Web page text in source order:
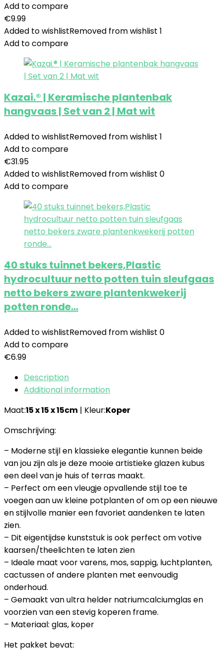
Add to compare
€9.99
Added to wishlistRemoved from wishlist 1
Add to compare
Kazai.® | Keramische plantenbak
hangvaas | Set van 2 | Mat wit
Added to wishlistRemoved from wishlist 1
Add to compare
€31.95
Added to wishlistRemoved from wishlist 0
Add to compare
40 stuks tuinnet bekers,Plastic
hydrocultuur netto potten tuin sleufgaas
netto bekers zware plantenkwekerij
potten ronde…
Added to wishlistRemoved from wishlist 0
Add to compare
€6.99
Description
Additional information
Maat:15 x 15 x 15cm | Kleur:Koper
Omschrijving:
– Moderne stijl en klassieke elegantie kunnen beide
van jou zijn als je deze mooie artistieke glazen kubus
een deel van je huis of terras maakt.
– Perfect om een vleugje opvallende stijl toe te
voegen aan uw kleine potplanten of om op een nieuwe
en stijlvolle manier een favoriet aandenken te laten
zien.
– Dit eigentijdse kunststuk is ook perfect om votive
kaarsen/theelichten te laten zien
– Ideale maat voor varens, mos, sappig, luchtplanten,
cactussen of andere planten met eenvoudig
onderhoud.
– Gemaakt van ultra helder natriumcalciumglas en
voorzien van een stevig koperen frame.
– Materiaal: glas, koper
Het pakket bevat: